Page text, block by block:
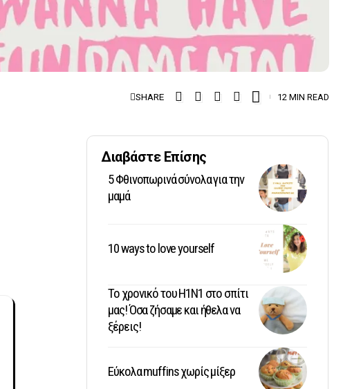
SHARE 12 MIN READ
Διαβάστε Επίσης
5 Φθινοπωρινά σύνολα για την
μαμά
10 ways to love yourself
Το χρονικό του Η1Ν1 στο σπίτι
μας! Όσα ζήσαμε και ήθελα να
ξέρεις!
Εύκολα muffins χωρίς μίξερ